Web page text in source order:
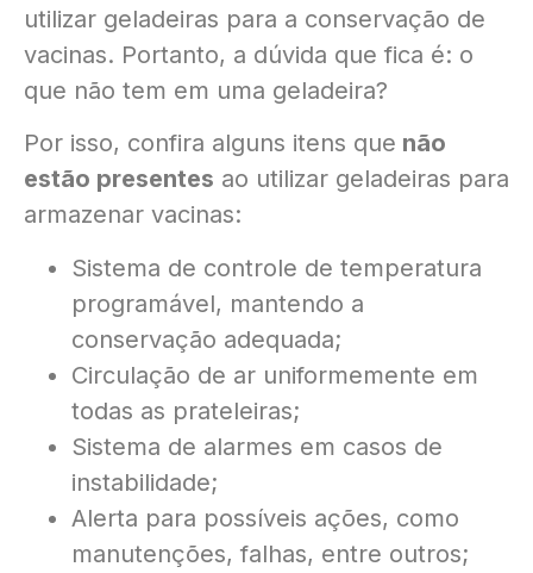
utilizar geladeiras para a conservação de
vacinas. Portanto, a dúvida que fica é: o
que não tem em uma geladeira?
Por isso, confira alguns itens que não
estão presentes ao utilizar geladeiras para
armazenar vacinas:
Sistema de controle de temperatura
programável, mantendo a
conservação adequada;
Circulação de ar uniformemente em
todas as prateleiras;
Sistema de alarmes em casos de
instabilidade;
Alerta para possíveis ações, como
manutenções, falhas, entre outros;